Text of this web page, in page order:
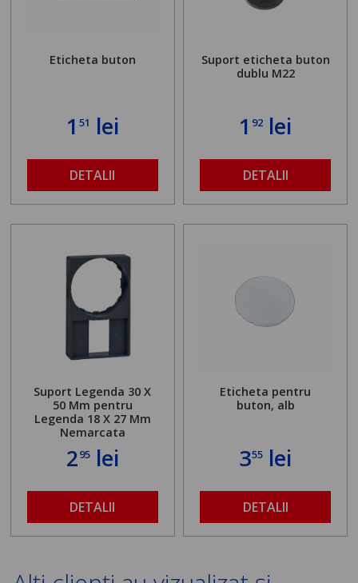
Eticheta buton
1 51 lei
DETALII
Suport eticheta buton
dublu M22
1 92 lei
DETALII
Suport Legenda 30 X
50 Mm pentru
Legenda 18 X 27 Mm
Nemarcata
295lei
DETALII
Eticheta pentru
buton, alb
355 lei
DETALII